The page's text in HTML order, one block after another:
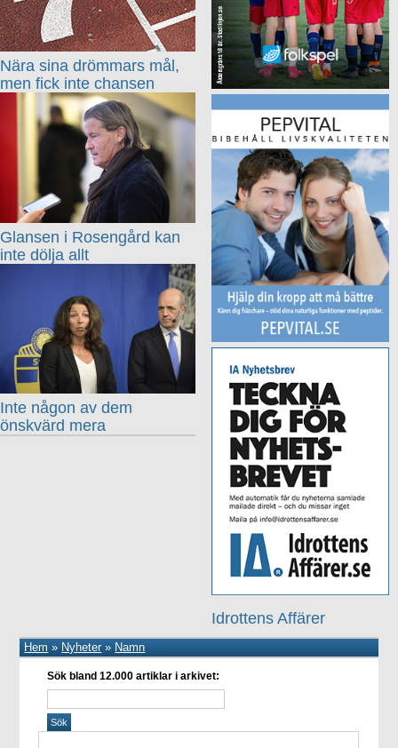
Idrottens Affärer
Nära sina drömmars mål,
men fick inte chansen
Glansen i Rosengård kan
inte dölja allt
Inte någon av dem
önskvärd mera
Hem » Nyheter» Namn
Sök bland 12.000 artiklar i arkivet: